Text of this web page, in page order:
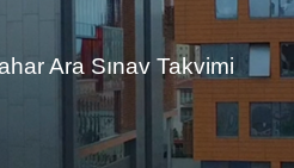
Ara Sınav Takvimi